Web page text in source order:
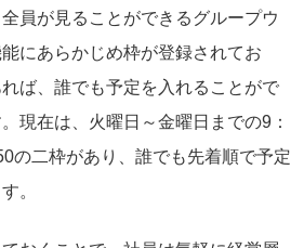
員が見ることができるグループウ
にあらかじめ枠が登録されてお
ば、誰でも予定を入れることがで
現在は、火曜日～金曜日までの9：
の二枠があり、誰でも先着順で予定
。